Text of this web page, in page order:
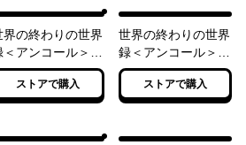
界の終わりの世界
＜アンコール＞
極光の竜帝
ストアで購入
世界の終わりの世界
録＜アンコール＞
3 熾天の女神
ストアで購入